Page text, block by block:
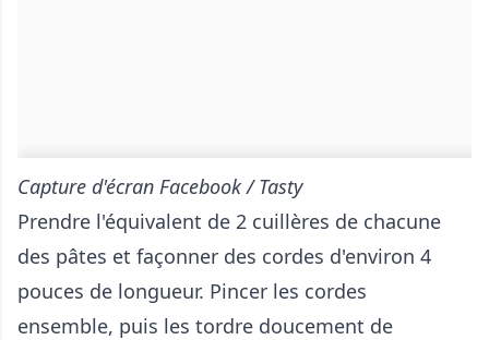
Capture d'écran Facebook / Tasty
Prendre l'équivalent de 2 cuillères de chacune
des pâtes et façonner des cordes d'environ 4
pouces de longueur. Pincer les cordes
ensemble, puis les tordre doucement de